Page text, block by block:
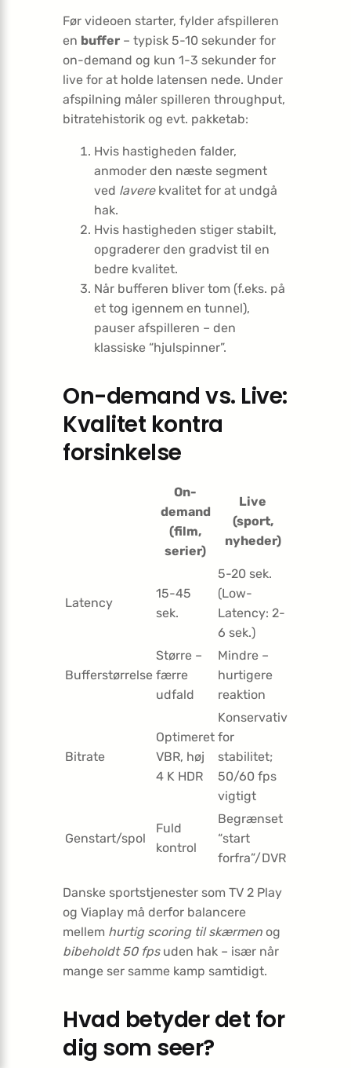
Før videoen starter, fylder afspilleren
en buffer – typisk 5-10 sekunder for
on-demand og kun 1-3 sekunder for
live for at holde latensen nede. Under
afspilning måler spilleren throughput,
bitratehistorik og evt. pakketab:
Hvis hastigheden falder,
anmoder den næste segment
ved laverekvalitet for at undgå
hak.
Hvis hastigheden stiger stabilt,
opgraderer den gradvist til en
bedre kvalitet.
Når bufferen bliver tom (f.eks. på
et tog igennem en tunnel),
pauser afspilleren – den
klassiske “hjulspinner”.
On-demand vs. Live:
Kvalitet kontra
forsinkelse
On-
demand
(film,
serier)
Live
(sport,
nyheder)
Latency
15-45
sek.
5-20 sek.
(Low-
Latency: 2-
6 sek.)
Bufferstørrelse
Større –
færre
udfald
Mindre –
hurtigere
reaktion
Bitrate
Optimeret
VBR, høj
4 K HDR
Konservativ
for
stabilitet;
50/60 fps
vigtigt
Genstart/spol
Fuld
kontrol
Begrænset
“start
forfra”/DVR
Danske sportstjenester som TV 2 Play
og Viaplay må derfor balancere
mellem hurtig scoring til skærmen og
bibeholdt 50 fpsuden hak – især når
mange ser samme kamp samtidigt.
Hvad betyder det for
dig som seer?